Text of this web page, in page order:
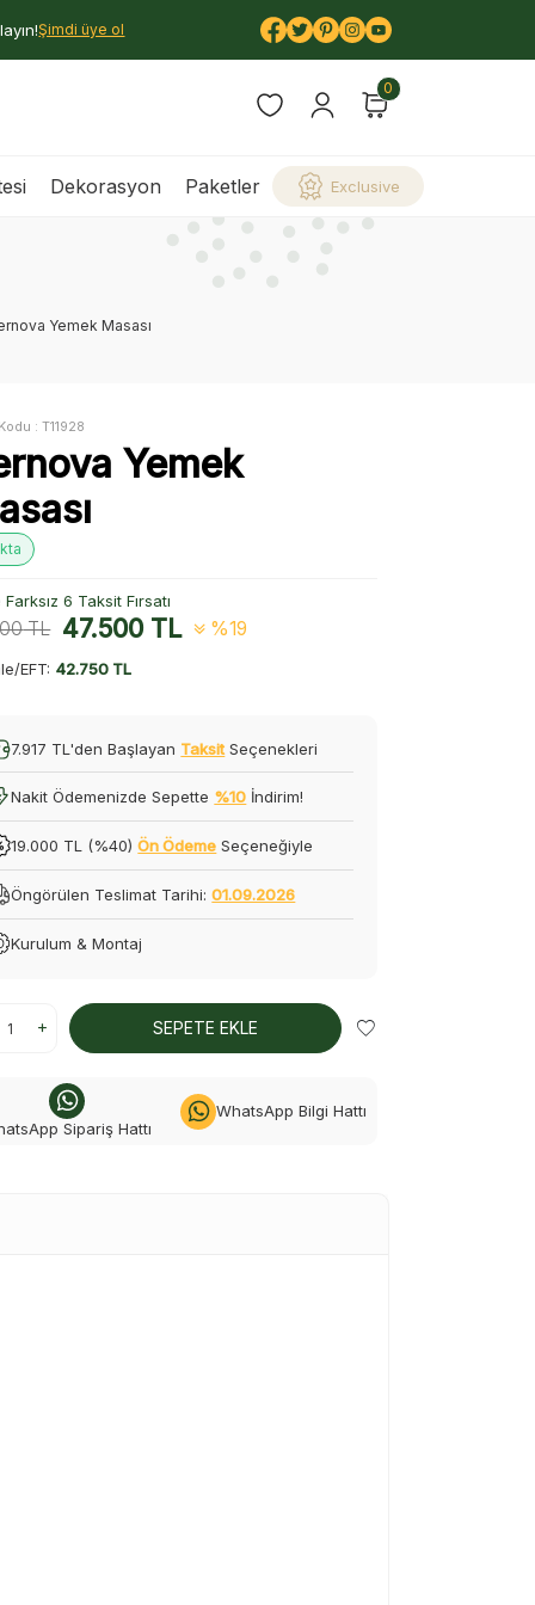
Şimdi üye ol
0
Dekorasyon Paketler Exclusive
Yemek Masası
:T11928
Yemek
6 Taksit Fırsatı
TL 47.500TL %19
EFT: 42.750 TL
7.917 TL'den Başlayan Taksit Seçenekleri
Nakit Ödemenizde Sepette %10 İndirim!
19.000 TL (%40)Ön Ödeme Seçeneğiyle
Öngörülen Teslimat Tarihi:01.09.2026
Kurulum & Montaj
SEPETE EKLE
Sipariş Hattı
WhatsApp Bilgi Hattı